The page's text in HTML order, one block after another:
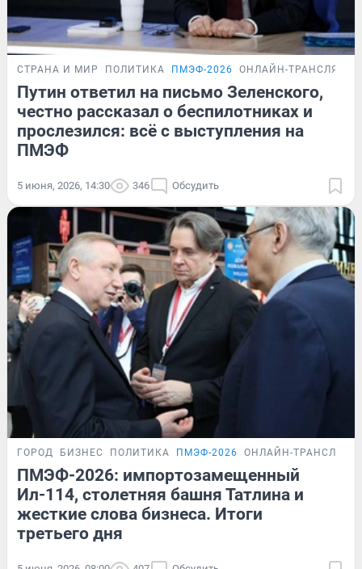
СТРАНА И МИР ПОЛИТИКА ПМЭФ-2026 ОНЛАЙН-ТРАНСЛЯЦИЯ
Путин ответил на письмо Зеленского,
честно рассказал о беспилотниках и
прослезился: всё с выступления на
ПМЭФ
5 июня, 2026, 14:30 346 Обсудить
ГОРОД БИЗНЕС ПОЛИТИКА ПМЭФ-2026 ОНЛАЙН-
ПМЭФ-2026: импортозамещенный
Ил-114, столетняя башня Татлина и
жесткие слова бизнеса. Итоги
третьего дня